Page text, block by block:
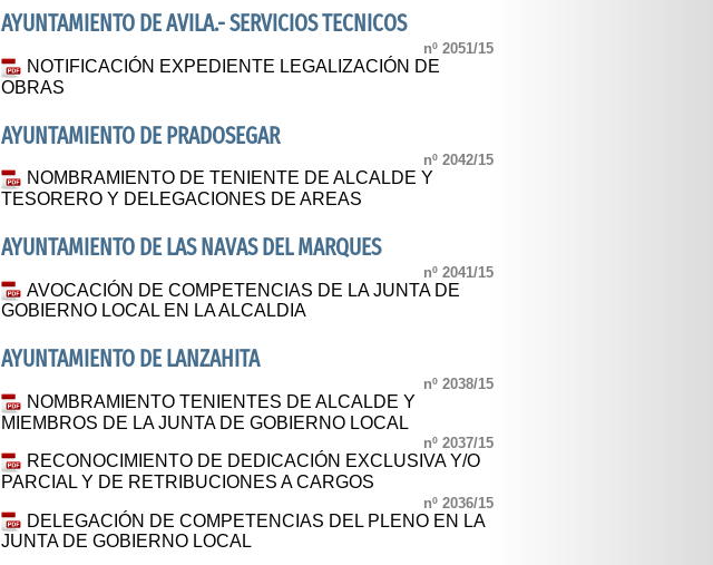
AYUNTAMIENTO DE AVILA.- SERVICIOS TECNICOS
nº 2051/15
NOTIFICACIÓN EXPEDIENTE LEGALIZACIÓN DE
OBRAS
AYUNTAMIENTO DE PRADOSEGAR
nº 2042/15
NOMBRAMIENTO DE TENIENTE DE ALCALDE Y
TESORERO Y DELEGACIONES DE AREAS
AYUNTAMIENTO DE LAS NAVAS DEL MARQUES
nº 2041/15
AVOCACIÓN DE COMPETENCIAS DE LA JUNTA DE
GOBIERNO LOCAL EN LA ALCALDIA
AYUNTAMIENTO DE LANZAHITA
nº 2038/15
NOMBRAMIENTO TENIENTES DE ALCALDE Y
MIEMBROS DE LA JUNTA DE GOBIERNO LOCAL
nº 2037/15
RECONOCIMIENTO DE DEDICACIÓN EXCLUSIVA Y/O
PARCIAL Y DE RETRIBUCIONES A CARGOS
nº 2036/15
DELEGACIÓN DE COMPETENCIAS DEL PLENO EN LA
JUNTA DE GOBIERNO LOCAL